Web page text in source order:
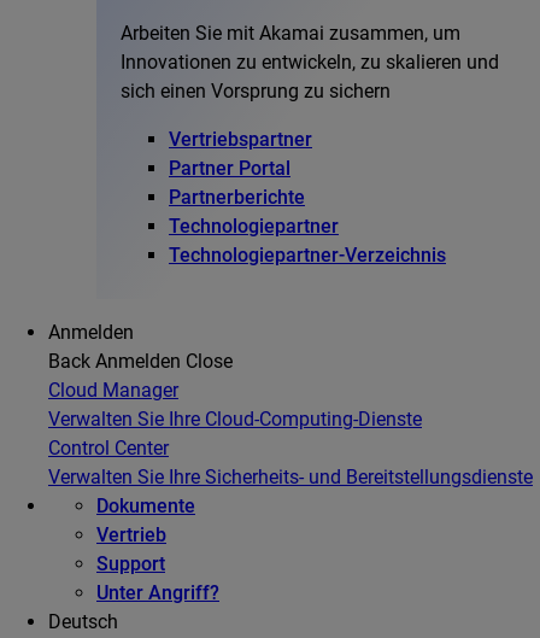
Arbeiten Sie mit Akamai zusammen, um
Innovationen zu entwickeln, zu skalieren und
sich einen Vorsprung zu sichern
Vertriebspartner
Partner Portal
Partnerberichte
Technologiepartner
Technologiepartner-Verzeichnis
Anmelden
Back Anmelden Close
Cloud Manager
Verwalten Sie Ihre Cloud-Computing-Dienste
Control Center
Verwalten Sie Ihre Sicherheits- und Bereitstellungsdienste
Dokumente
Vertrieb
Support
Unter Angriff?
Deutsch